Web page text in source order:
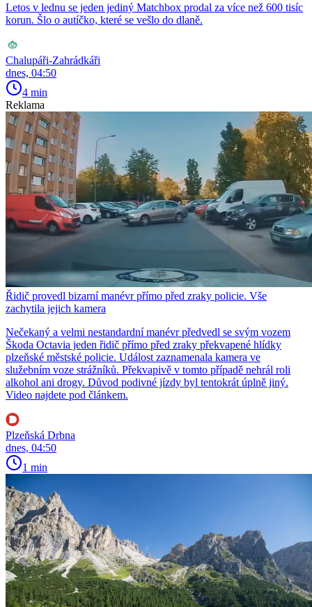
Letos v lednu se jeden jediný Matchbox prodal za více než 600 tisíc
korun. Šlo o autíčko, které se vešlo do dlaně.
Chalupáři-Zahrádkáři
dnes, 04:50
4 min
Reklama
Řidič provedl bizarní manévr přímo před zraky policie. Vše
zachytila jejich kamera
Nečekaný a velmi nestandardní manévr předvedl se svým vozem
Škoda Octavia jeden řidič přímo před zraky překvapené hlídky
plzeňské městské policie. Událost zaznamenala kamera ve
služebním voze strážníků. Překvapivě v tomto případě nehrál roli
alkohol ani drogy. Důvod podivné jízdy byl tentokrát úplně jiný.
Video najdete pod článkem.
Plzeňská Drbna
dnes, 04:50
1 min